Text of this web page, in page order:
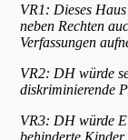
VR1: Dieses
neben Rechten
Verfassungen
VR2: DH würde
diskriminierende
VR3: DH würde
behinderte